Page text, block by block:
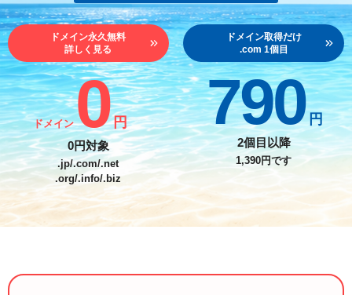
Value Domain Analyzer
Value AI Writer
Value Domainにログイン
外部サービスでの登録が一部未対応（Google等）
おすすめ One レンタルサーバーを含む最新の機能を使う方
Value Domain Oneにログイン
Value Domainユーザー登録
外部サービスでの登録が一部未対応（Google等）
おすすめ One レンタルサーバーを含む最新の機能を使う方
Value Domain Oneアカウント作成
以下でも登録可能
ドメイン永久無料
詳しく見る
ドメイン0 円
0円対象
.jp/.com/.net
.org/.info/.biz
ドメイン取得だけ
.com 1個目
790 円
2個目以降
1,390円です